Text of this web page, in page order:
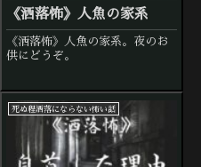
《洒落怖》人魚の家系
《洒落怖》人魚の家系。夜のお
供にどうぞ。
死ぬ程洒落にならない怖い話